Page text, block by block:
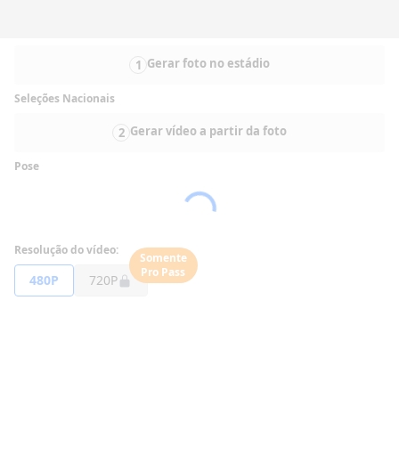
1 Gerar foto no estádio
Seleções Nacionais
2 Gerar vídeo a partir da foto
Pose
Resolução do vídeo:
480P 720P
Somente
Pro Pass